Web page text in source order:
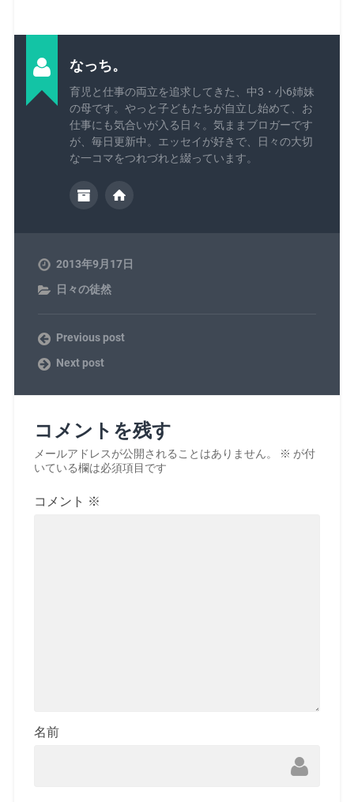
なっち。
育児と仕事の両立を追求してきた、中3・小6姉妹
の母です。やっと子どもたちが自立し始めて、お
仕事にも気合いが入る日々。気ままブロガーです
が、毎日更新中。エッセイが好きで、日々の大切
な一コマをつれづれと綴っています。
2013年9月17日
日々の徒然
Previous post
Next post
コメントを残す
メールアドレスが公開されることはありません。 ※ が付
いている欄は必須項目です
コメント ※
名前